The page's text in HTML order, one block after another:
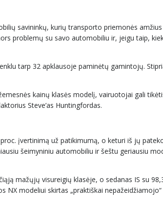
savininkų, kurių transporto priemonės
problemų su savo automobiliu ir, jeigu taip,
tarp 32 apklausoje paminėtų gamintojų.
kainų klasės modelį, vairuotojai gali
Steve’as Huntingfordas.
įvertinimą už patikimumą, o keturi iš jų
šeimyniniu automobiliu ir šeštu geriausiu
mažųjų visureigių klasėje, o sedanas IS su
modeliui skirtas „praktiškai nepažeidžiamojo“